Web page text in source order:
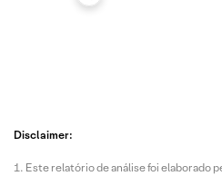
Disclaimer:
Este relatório de análise foi elaborado